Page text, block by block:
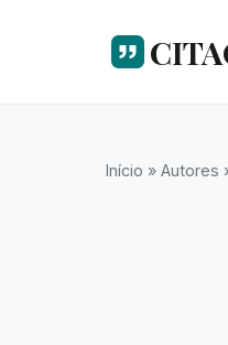
Início » Autores